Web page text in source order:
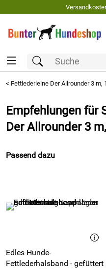
< Fettlederleine Der Allrounder 3 m,
Empfehlungen für
Der Allrounder 3
Passend dazu
Edles Hunde-
Fettlederhalsband - gefüttert